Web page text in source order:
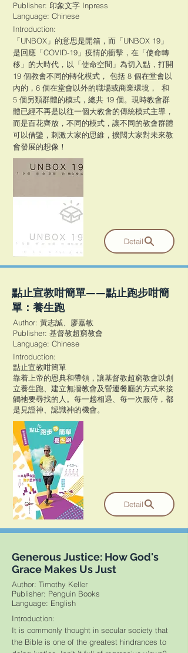
Publisher: 印象文字 Inpress
​Language: Chinese
Introduction:
「UNBOX」的意思是開箱，而「UNBOX 19」
是回應「COVID-19」疫情的衝擊，在「使命轉
移」的大時代，以「使命空間」為切入點，打開
19 個教會不同的轉化模式， 包括 8 個在堂會以
內的，6 個在堂會以外的職場或商業環境， 和
5 個另類群體的模式，總共 19 個。現時教會群
體已經不再是以往一個大教會的傳統模式主導，
而是百花齊放，不同的模式，讓不同的教會群體
可以借鑒，刺激大家的思維，擴闊大家對未來教
會發展的想像！
Detail
點止宣教咁簡單——點止跑步咁簡
單：養生跑
Author: 黃志誠、廖嘉敏
Publisher: 基督教超窮教會
​Language: Chinese
Introduction:
點止宣教咁簡單
靠着上帝的恩典和帶領，讓基督教超窮教會以創
立養生跑、建立無牆教會及營運餐廳的方式來接
觸祂要尋找的人。每一趟相遇、每一次服侍，都
是見證神、認識神的機會。
Detail
Generous Justice: How God's
Grace Makes Us Just
Author: Timothy Keller
Publisher: Penguin Books
​Language: English
Introduction:
It is commonly thought in secular society that
the Bible is one of the greatest hindrances to